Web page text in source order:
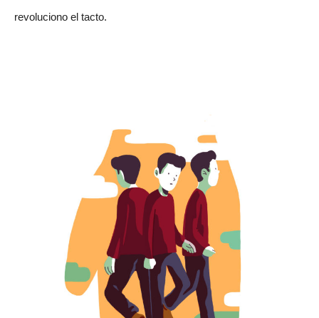
revoluciono el tacto.